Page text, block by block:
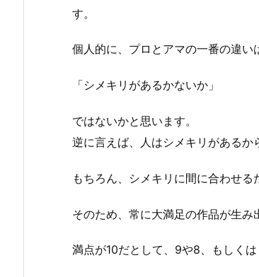
す。
個人的に、プロとアマの一番の違い
「シメキリがあるかないか」
ではないかと思います。
逆に言えば、人はシメキリがあるか
もちろん、シメキリに間に合わせる
そのため、常に大満足の作品が生み
満点が10だとして、9や8、もしく